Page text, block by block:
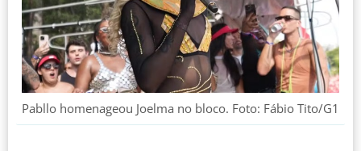
Pabllo homenageou Joelma no bloco. Foto: Fábio Tito/G1